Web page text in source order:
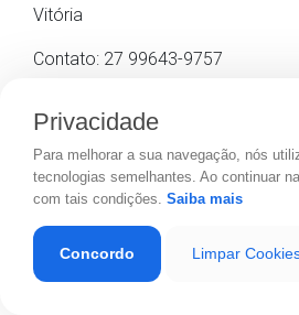
Vitória
Contato: 27 99643-9757
XanDeco na Garagem
“X-Maravilha” – baguete de 20
poró, costela de boi, vinagrete,
cima e é assado.
Local: Rua Rui Barbosa, 82, Alto
Privacidade
Para melhorar a sua navegação, nós
tecnologias semelhantes. Ao continuar
com tais condições. Saiba mais
Concordo Limpar